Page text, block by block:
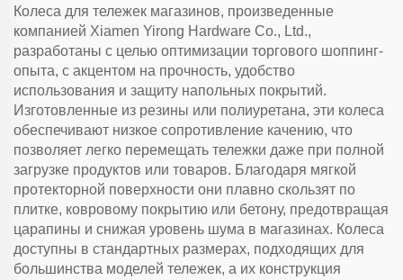
Колеса для тележек магазинов, произведенные
компанией Xiamen Yirong Hardware Co., Ltd.,
разработаны с целью оптимизации торгового шоппинг-
опыта, с акцентом на прочность, удобство
использования и защиту напольных покрытий.
Изготовленные из резины или полиуретана, эти колеса
обеспечивают низкое сопротивление качению, что
позволяет легко перемещать тележки даже при полной
загрузке продуктов или товаров. Благодаря мягкой
протекторной поверхности они плавно скользят по
плитке, ковровому покрытию или бетону, предотвращая
царапины и снижая уровень шума в магазинах. Колеса
доступны в стандартных размерах, подходящих для
большинства моделей тележек, а их конструкция